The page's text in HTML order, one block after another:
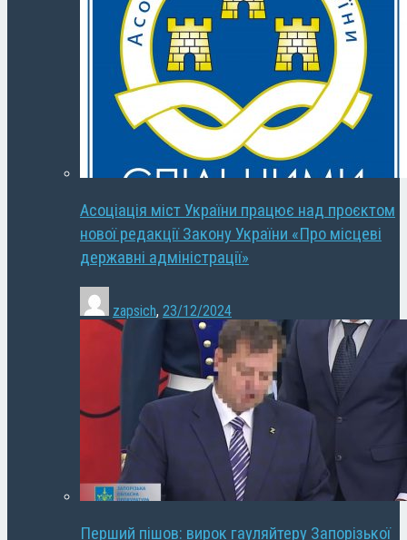
Асоціація міст України працює над проєктом
нової редакції Закону України «Про місцеві
державні адміністрації»
zapsich, 23/12/2024
Перший пішов: вирок гауляйтеру Запорізької